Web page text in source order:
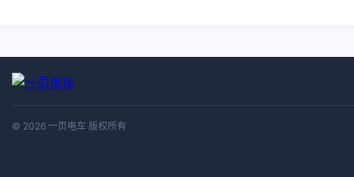
© 2026 一页电车 版权所有